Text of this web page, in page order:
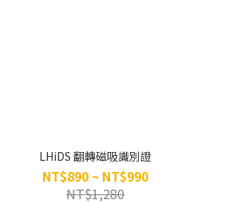
LHiDS 翻轉磁吸識別證
NT$890 ~ NT$990
NT$1,280